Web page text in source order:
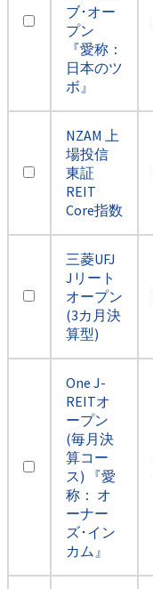
ブ･オー
プン
『愛称：
日本のツ
ボ』
NZAM 上
場投信
東証
REIT
Core指数
三菱UFJ
Jリート
オープン
(3カ月決
算型)
One J-
REITオ
ープン
(毎月決
算コー
ス) 『愛
称： オ
ーナー
ズ･イン
カム』